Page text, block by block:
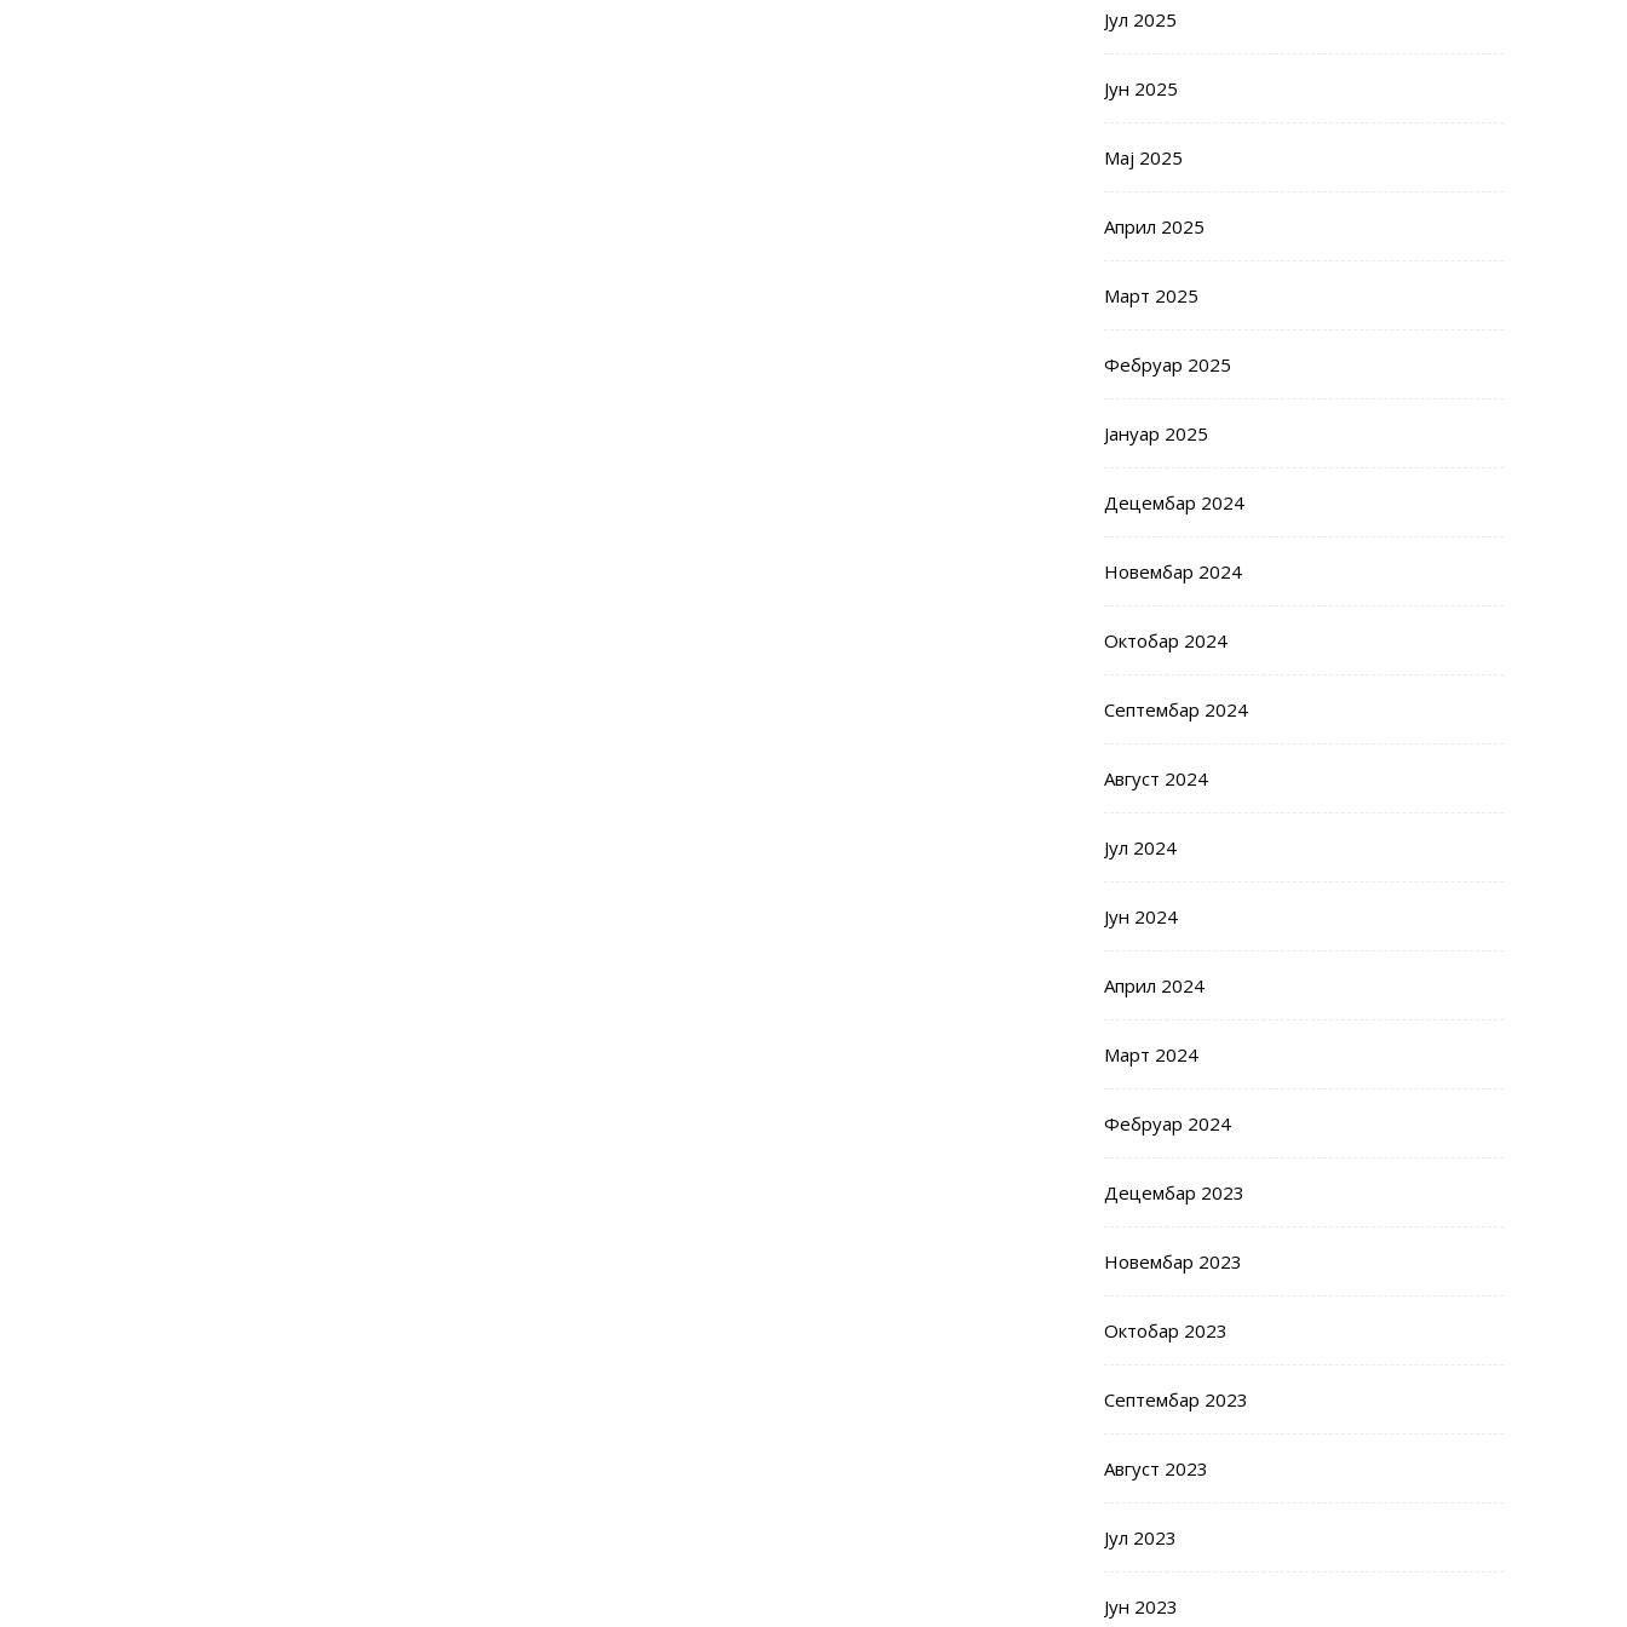
Јул 2025
Јун 2025
Мај 2025
Април 2025
Март 2025
Фебруар 2025
Јануар 2025
Децембар 2024
Новембар 2024
Октобар 2024
Септембар 2024
Август 2024
Јул 2024
Јун 2024
Април 2024
Март 2024
Фебруар 2024
Децембар 2023
Новембар 2023
Октобар 2023
Септембар 2023
Август 2023
Јул 2023
Јун 2023